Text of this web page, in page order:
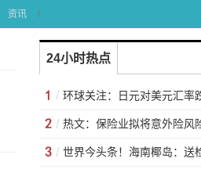
资讯
24小时热点